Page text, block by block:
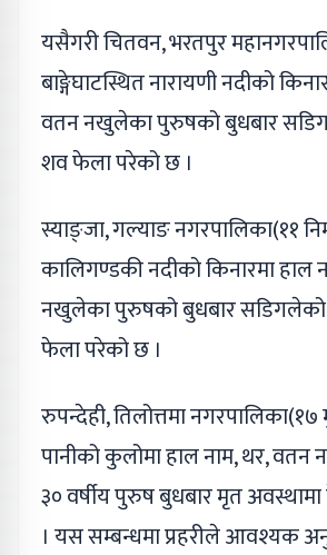
यसैगरी चितवन, भरतपुर
बाङ्गेघाटस्थित नारायणी नदीको
वतन नखुलेका पुरुषको बुधबार
शव फेला परेको छ ।
स्याङ्जा, गल्याङ नगरपालिका(११
कालिगण्डकी नदीको किनारमा हाल
नखुलेका पुरुषको बुधबार
फेला परेको छ ।
रुपन्देही, तिलोत्तमा नगरपालिका(१७
पानीको कुलोमा हाल नाम, थर,
३० वर्षीय पुरुष बुधबार मृत
। यस सम्बन्धमा प्रहरीले आवश्यक